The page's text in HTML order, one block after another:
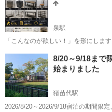
は福島市が対象です...
泉駅
「こんなのが欲しい！」を形にします。 工場や店舗、ご自宅で使
製品を、ご希望のサイズ・デザインで製作い
の * 灰皿 * ゴミ箱 * 机・テーブル
福島 いわき市 そ
8/20～9/18まで
始まりました
猪苗代駅
2026/8/20～2026/9/18宿泊の期間限定